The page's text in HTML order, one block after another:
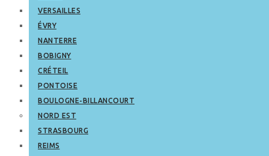
VERSAILLES
ÉVRY
NANTERRE
BOBIGNY
CRÉTEIL
PONTOISE
BOULOGNE-BILLANCOURT
NORD EST
STRASBOURG
REIMS